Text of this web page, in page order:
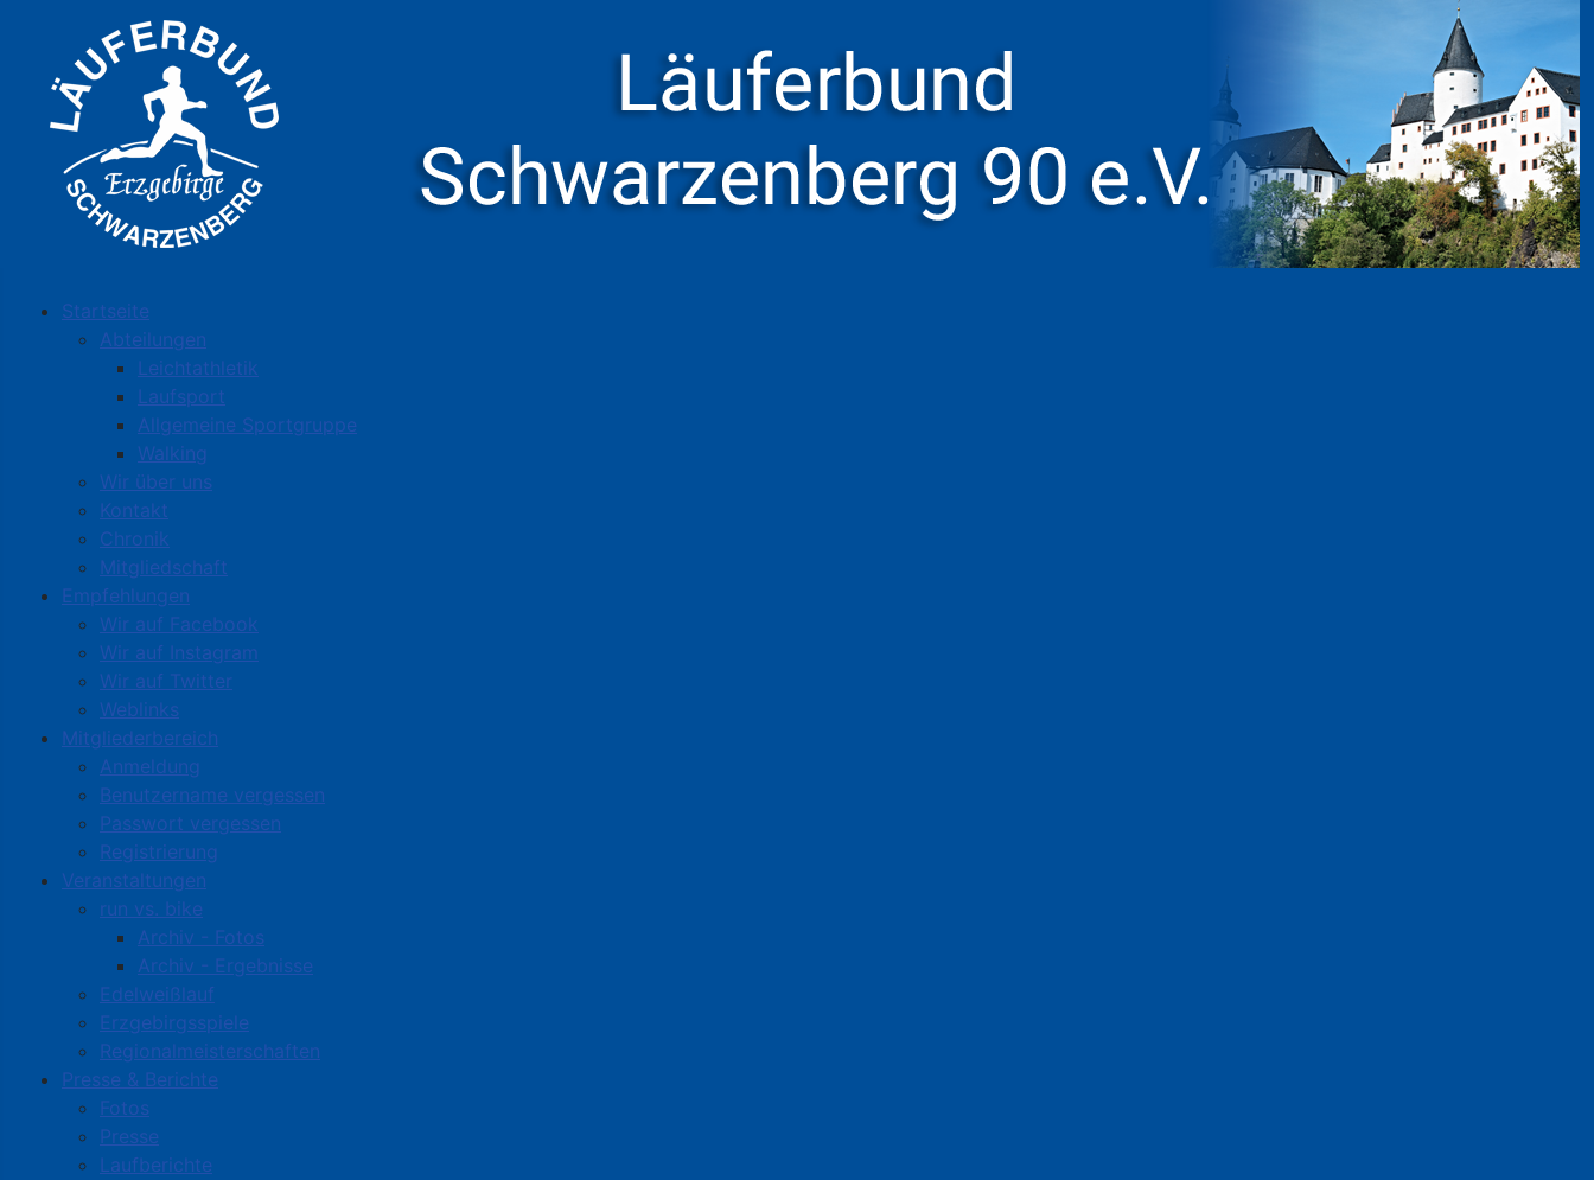
Startseite
Abteilungen
Leichtathletik
Laufsport
Allgemeine Sportgruppe
Walking
Wir über uns
Kontakt
Chronik
Mitgliedschaft
Empfehlungen
Wir auf Facebook
Wir auf Instagram
Wir auf Twitter
Weblinks
Mitgliederbereich
Anmeldung
Benutzername vergessen
Passwort vergessen
Registrierung
Veranstaltungen
run vs. bike
Archiv - Fotos
Archiv - Ergebnisse
Edelweißlauf
Erzgebirgsspiele
Regionalmeisterschaften
Presse & Berichte
Fotos
Presse
Laufberichte